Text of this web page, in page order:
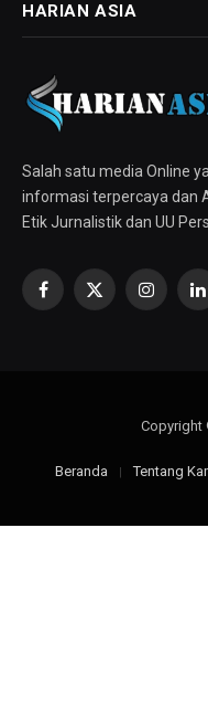
HARIAN ASIA
Salah satu media Online
informasi terpercaya dan
Etik Jurnalistik dan UU Pers
Facebook
X
Copyright
Beranda Tentang